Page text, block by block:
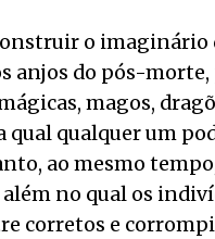
o
anjos do pós-
magos,
qual qualquer um
ao mesmo
no qual os
corretos e